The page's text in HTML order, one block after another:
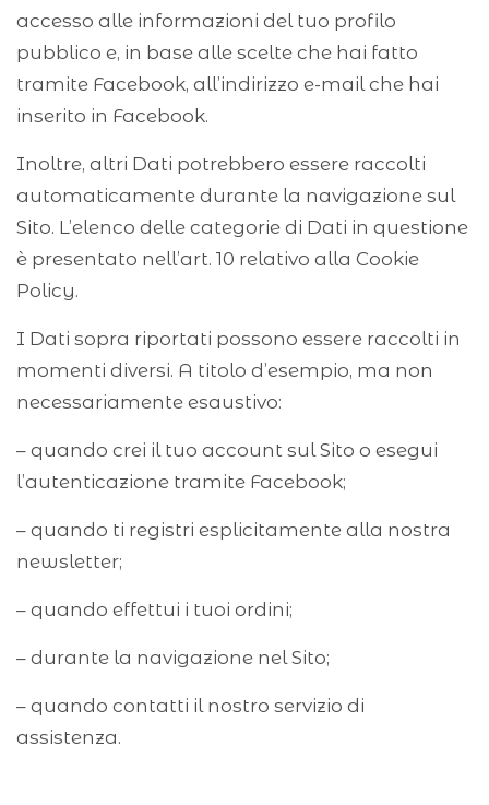
accesso alle informazioni del tuo profilo
pubblico e, in base alle scelte che hai fatto
tramite Facebook, all’indirizzo e-mail che hai
inserito in Facebook.
Inoltre, altri Dati potrebbero essere raccolti
automaticamente durante la navigazione sul
Sito. L’elenco delle categorie di Dati in questione
è presentato nell’art. 10 relativo alla Cookie
Policy.
I Dati sopra riportati possono essere raccolti in
momenti diversi. A titolo d’esempio, ma non
necessariamente esaustivo:
– quando crei il tuo account sul Sito o esegui
l’autenticazione tramite Facebook;
– quando ti registri esplicitamente alla nostra
newsletter;
– quando effettui i tuoi ordini;
– durante la navigazione nel Sito;
– quando contatti il nostro servizio di
assistenza.